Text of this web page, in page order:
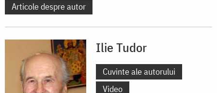
Articole despre autor
Ilie Tudor
Cuvinte ale autorului
Video